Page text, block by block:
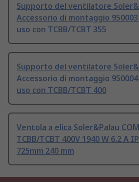
Supporto del ventilatore
Accessorio di montaggio
uso con TCBB/TCBT 355
Supporto del ventilatore
Accessorio di montaggio
uso con TCBB/TCBT 400
Ventola a elica Soler&Palau
TCBB/TCBT 400V 1940 W 6.2 A
725mm 240 mm